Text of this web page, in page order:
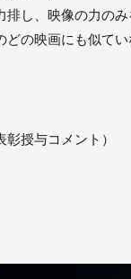
し、映像の⼒の
の映画にも似てい
授与コメント）